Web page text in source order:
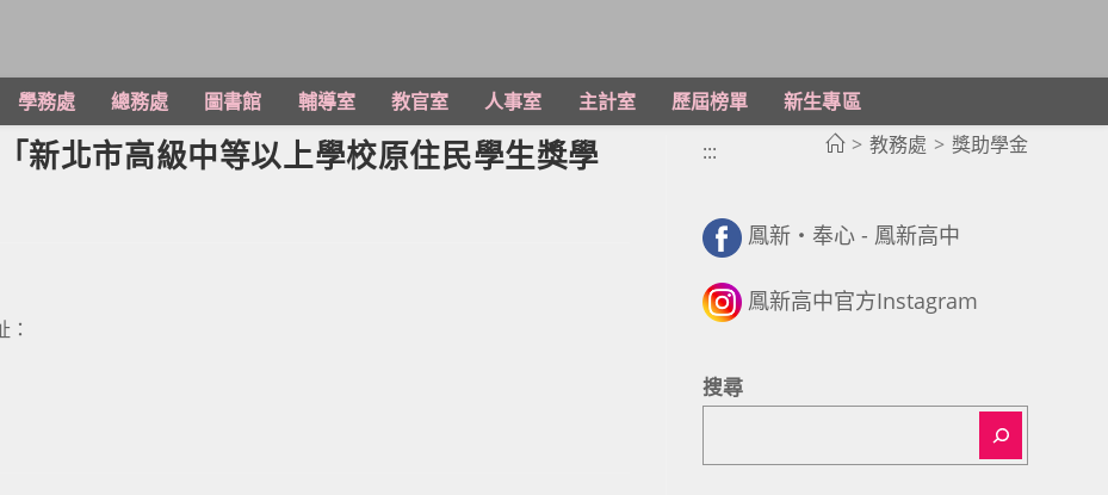
學務處 總務處 圖書館 輔導室 教官室 人事室 主計室 歷屆榜單
新生專區
> 教務處 > 獎助學金
新北市高級中等以上學校原住民學生獎學
:::
鳳新・奉心 - 鳳新高中
鳳新高中官方Instagram
搜尋